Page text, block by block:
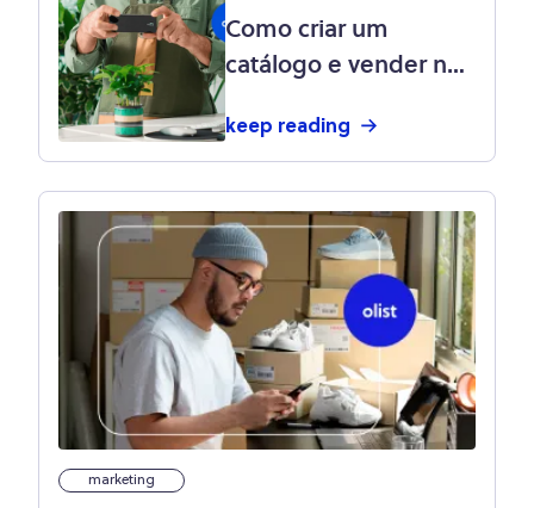
Como criar um
catálogo e vender no
keep reading
marketing